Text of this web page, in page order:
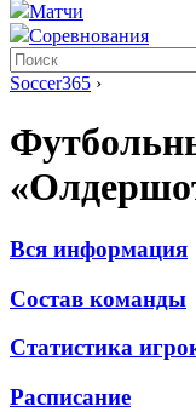
Матчи
Соревнования
Soccer365 ›
Вся информация
Состав команды
Статистика
Расписание